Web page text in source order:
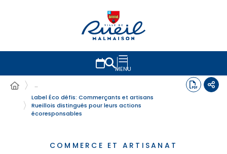
MENU
…
Label Éco défis: Commerçants et artisans
Rueillois distingués pour leurs actions
écoresponsables
COMMERCE ET ARTISANAT